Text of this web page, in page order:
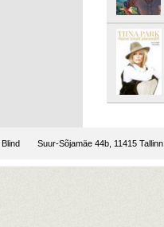
Suur-Sõjamäe 44b, 11415 Tallinn